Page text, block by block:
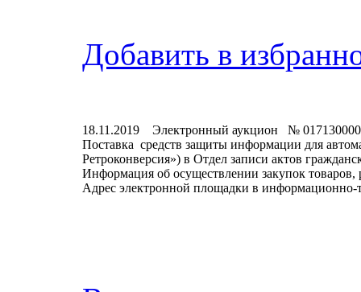
Добавить в
18.11.2019 Электронный аукцион №
Поставка средств защиты информации для
Ретроконверсия») в Отдел записи актов
Информация об осуществлении закупок
Адрес электронной площадки в